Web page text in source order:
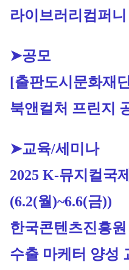
라이브러리컴퍼
➤공모
[출판도시문화재
북앤컬처 프린지
➤교육/세미나
2025 K-뮤지컬국
(6.2(월)~6.6(금))
한국콘텐츠진흥
수출 마케터 양성